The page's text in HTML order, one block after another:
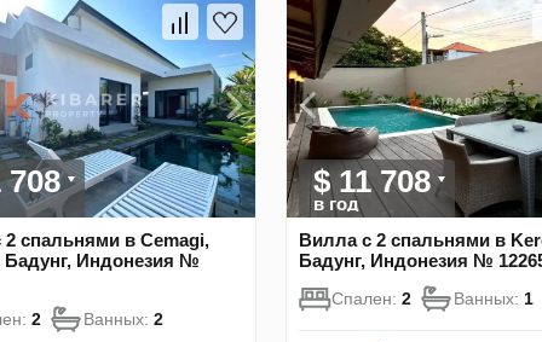
708
спальнями в Cemagi,
Бадунг, Индонезия №
2 Ванных: 2
$ 11 708
в год
Вилла с 2 спальнями в
Бадунг, Индонезия №
Спален: 2 Ванных: 1